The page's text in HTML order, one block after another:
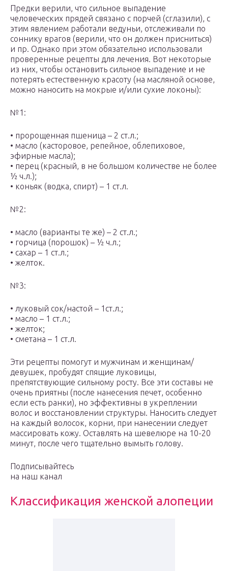
Предки верили, что сильное выпадение
человеческих прядей связано с порчей (сглазили), с
этим явлением работали ведуньи, отслеживали по
соннику врагов (верили, что он должен присниться)
и пр. Однако при этом обязательно использовали
проверенные рецепты для лечения. Вот некоторые
из них, чтобы остановить сильное выпадение и не
потерять естественную красоту (на масляной основе,
можно наносить на мокрые и/или сухие локоны):
№1:
• пророщенная пшеница – 2 ст.л.;
• масло (касторовое, репейное, облепиховое,
эфирные масла);
• перец (красный, в не большом количестве не более
½ ч.л.);
• коньяк (водка, спирт) – 1 ст.л.
№2:
• масло (варианты те же) – 2 ст.л.;
• горчица (порошок) – ½ ч.л.;
• сахар – 1 ст.л.;
• желток.
№3:
• луковый сок/настой – 1ст.л.;
• масло – 1 ст.л.;
• желток;
• сметана – 1 ст.л.
Эти рецепты помогут и мужчинам и женщинам/
девушек, пробудят спящие луковицы,
препятствующие сильному росту. Все эти составы не
очень приятны (после нанесения печет, особенно
если есть ранки), но эффективны в укреплении
волос и восстановлении структуры. Наносить следует
на каждый волосок, корни, при нанесении следует
массировать кожу. Оставлять на шевелюре на 10-20
минут, после чего тщательно вымыть голову.
Подписывайтесь
на наш канал
Классификация женской алопеции